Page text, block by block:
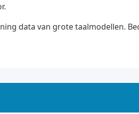
data van grote taalmodellen.